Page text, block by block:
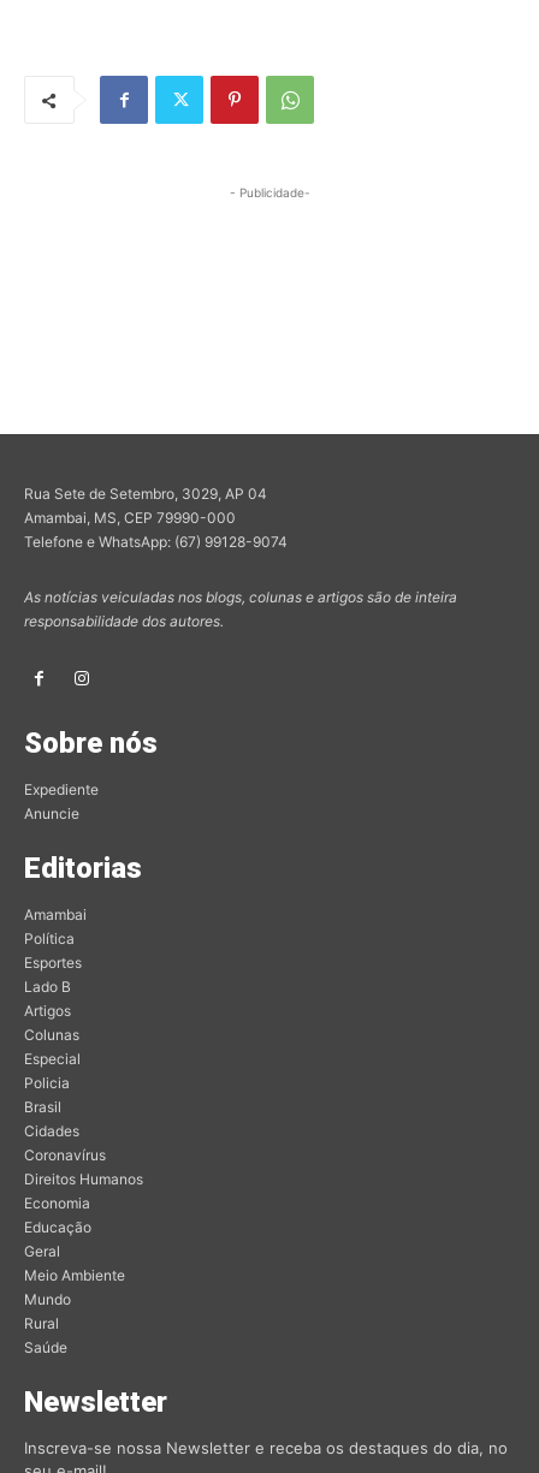
- Publicidade-
Rua Sete de Setembro, 3029, AP 04
Amambai, MS, CEP 79990-000
Telefone e WhatsApp: (67) 99128-9074
As notícias veiculadas nos blogs, colunas e artigos são de inteira
responsabilidade dos autores.
Sobre nós
Expediente
Anuncie
Editorias
Amambai
Política
Esportes
Lado B
Artigos
Colunas
Especial
Policia
Brasil
Cidades
Coronavírus
Direitos Humanos
Economia
Educação
Geral
Meio Ambiente
Mundo
Rural
Saúde
Newsletter
Inscreva-se nossa Newsletter e receba os destaques do dia, no